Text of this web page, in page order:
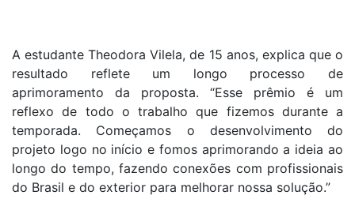
A estudante Theodora Vilela, de 15 anos, explica que o
resultado reflete um longo processo de
aprimoramento da proposta. “Esse prêmio é um
reflexo de todo o trabalho que fizemos durante a
temporada. Começamos o desenvolvimento do
projeto logo no início e fomos aprimorando a ideia ao
longo do tempo, fazendo conexões com profissionais
do Brasil e do exterior para melhorar nossa solução.”